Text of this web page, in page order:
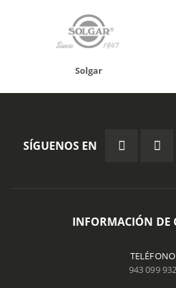
Solgar
SÍGUENOS EN
INFORMACIÓN DE
TELÉFONO
943 099 932